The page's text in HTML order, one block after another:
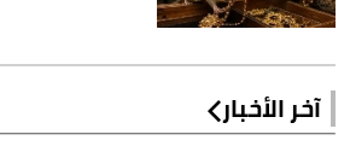
آخر الأخبار